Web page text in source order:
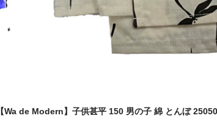
【Wa de Modern】子供甚平 150 男の子 綿 とんぼ